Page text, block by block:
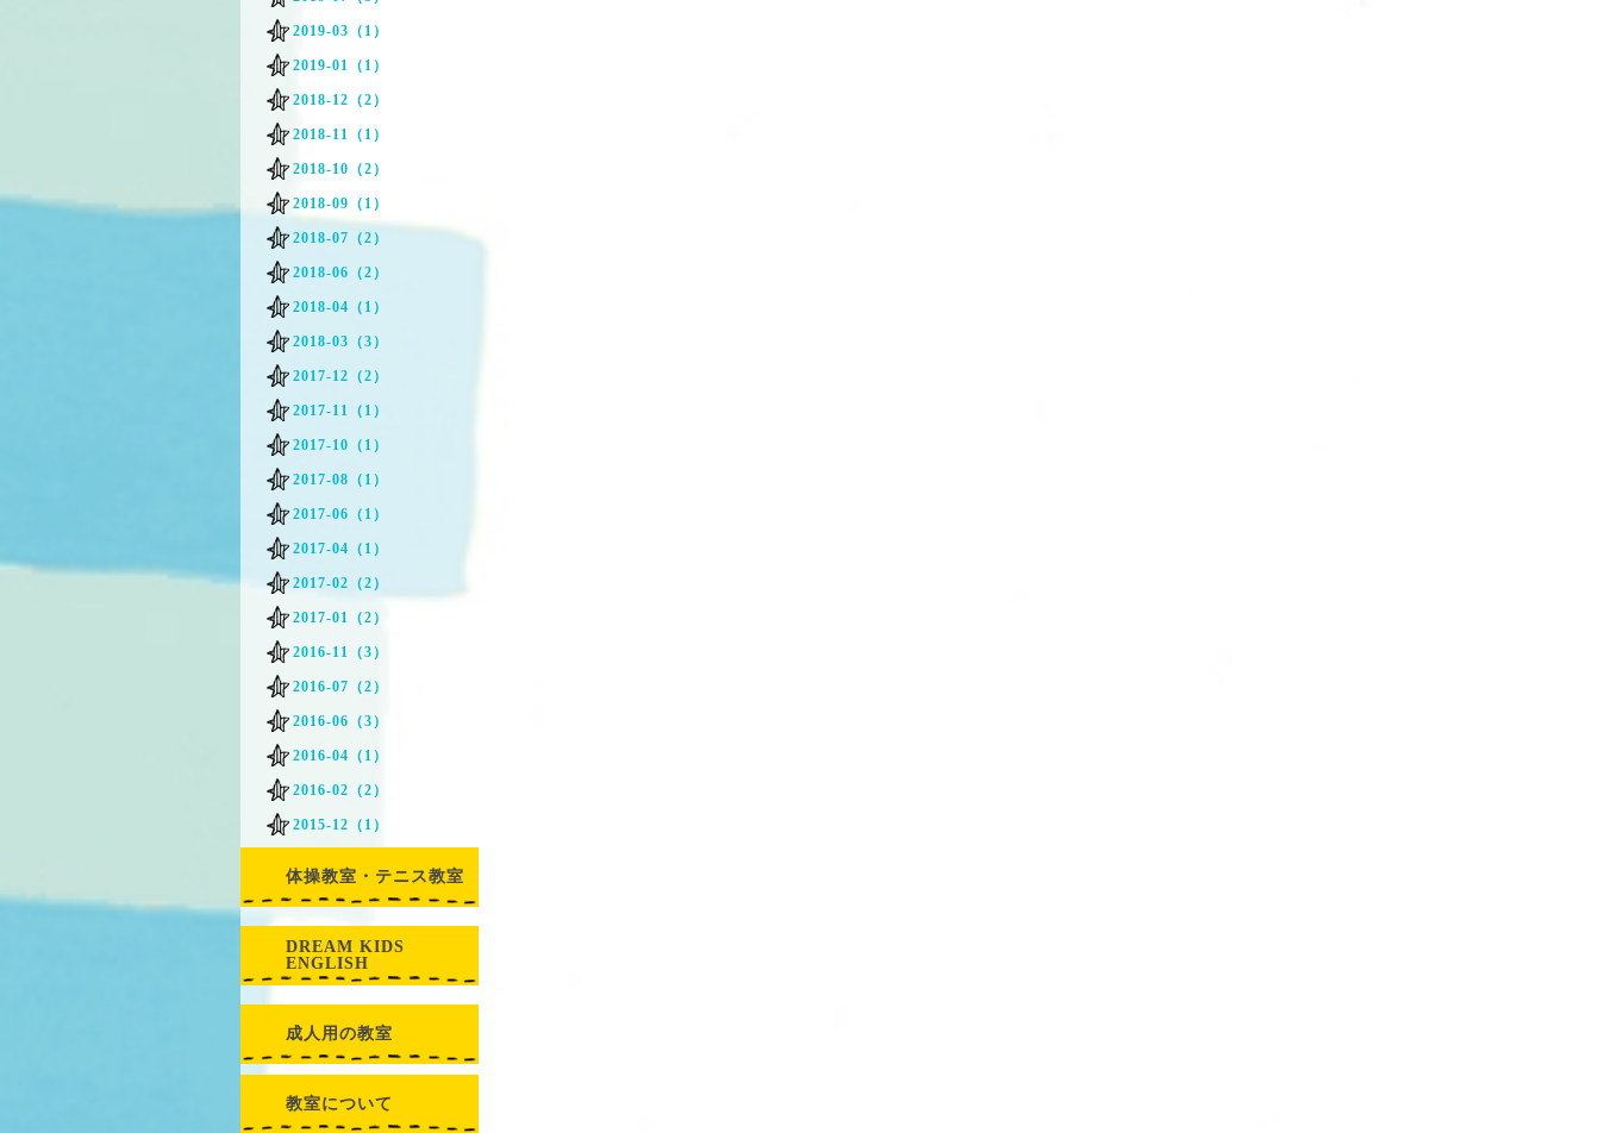
2019-03（1）
2019-01（1）
2018-12（2）
2018-11（1）
2018-10（2）
2018-09（1）
2018-07（2）
2018-06（2）
2018-04（1）
2018-03（3）
2017-12（2）
2017-11（1）
2017-10（1）
2017-08（1）
2017-06（1）
2017-04（1）
2017-02（2）
2017-01（2）
2016-11（3）
2016-07（2）
2016-06（3）
2016-04（1）
2016-02（2）
2015-12（1）
体操教室・テニス教室
DREAM KIDS
ENGLISH
成人用の教室
教室について